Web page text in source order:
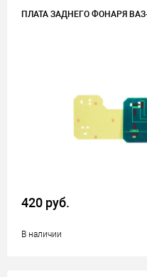
ПЛАТА ЗАДНЕГО ФОНАРЯ
420 руб.
В наличии